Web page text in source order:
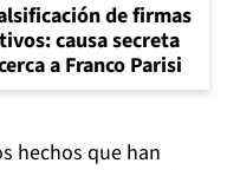
de firmas
causa secreta
a Franco Parisi
hechos que han